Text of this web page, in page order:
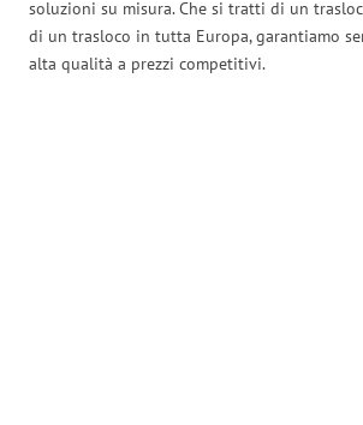
soluzioni su misura. Che si tratti di un
di un trasloco in tutta Europa, garantiamo
alta qualità a prezzi competitivi.